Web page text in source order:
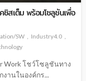
สเต็ม พร้อมโซลูชันเพื่อ
SW
Industry4.0
Work โชว์โซลูชันทาง
านในองค์กร...